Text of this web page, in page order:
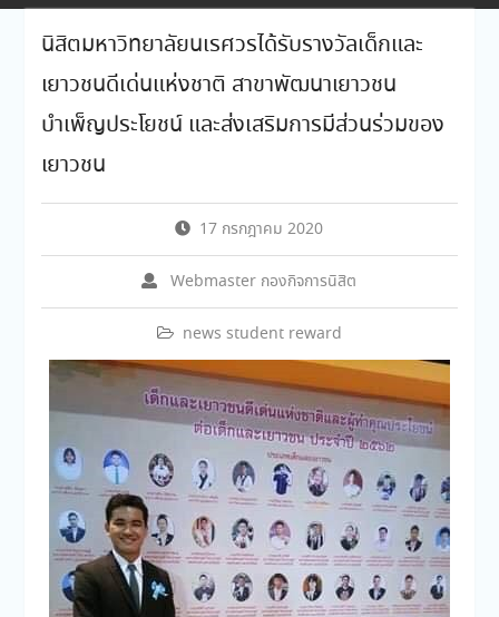
นิสิตมหาวิทยาลัยนเรศวรได้รับรางวัลเด็กและ
เยาวชนดีเด่นแห่งชาติ สาขาพัฒนาเยาวชน
บำเพ็ญประโยชน์ และส่งเสริมการมีส่วนร่วมของ
เยาวชน
17 กรกฎาคม 2020
Webmaster กองกิจการนิสิต
news student reward